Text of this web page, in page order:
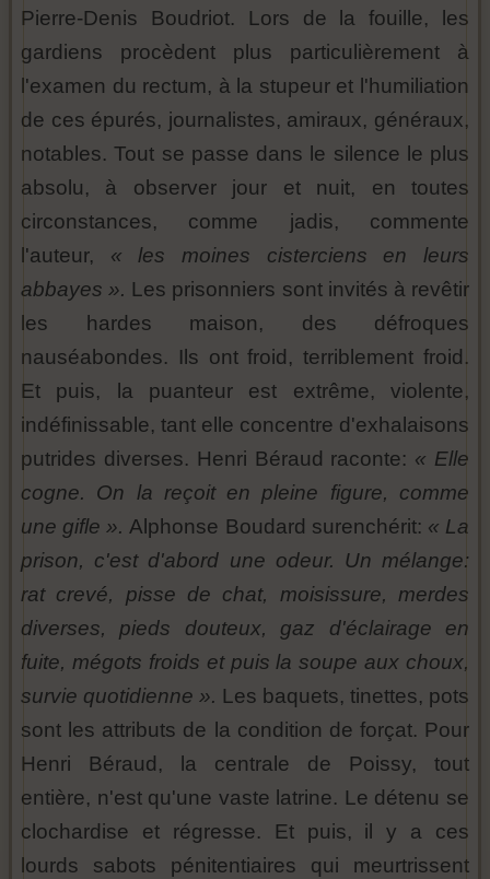
Pierre-Denis Boudriot. Lors de la fouille, les
gardiens procèdent plus particulièrement à
l'examen du rectum, à la stupeur et l'humiliation
de ces épurés, journalistes, amiraux, généraux,
notables. Tout se passe dans le silence le plus
absolu, à observer jour et nuit, en toutes
circonstances, comme jadis, commente
l'auteur, « les moines cisterciens en leurs
abbayes ». Les prisonniers sont invités à revêtir
les hardes maison, des défroques
nauséabondes. Ils ont froid, terriblement froid.
Et puis, la puanteur est extrême, violente,
indéfinissable, tant elle concentre d'exhalaisons
putrides diverses. Henri Béraud raconte: « Elle
cogne. On la reçoit en pleine figure, comme
une gifle ».Alphonse Boudard surenchérit: « La
prison, c'est d'abord une odeur. Un mélange:
rat crevé, pisse de chat, moisissure, merdes
diverses, pieds douteux, gaz d'éclairage en
fuite, mégots froids et puis la soupe aux choux,
survie quotidienne ». Les baquets, tinettes, pots
sont les attributs de la condition de forçat. Pour
Henri Béraud, la centrale de Poissy, tout
entière, n'est qu'une vaste latrine. Le détenu se
clochardise et régresse. Et puis, il y a ces
lourds sabots pénitentiaires qui meurtrissent